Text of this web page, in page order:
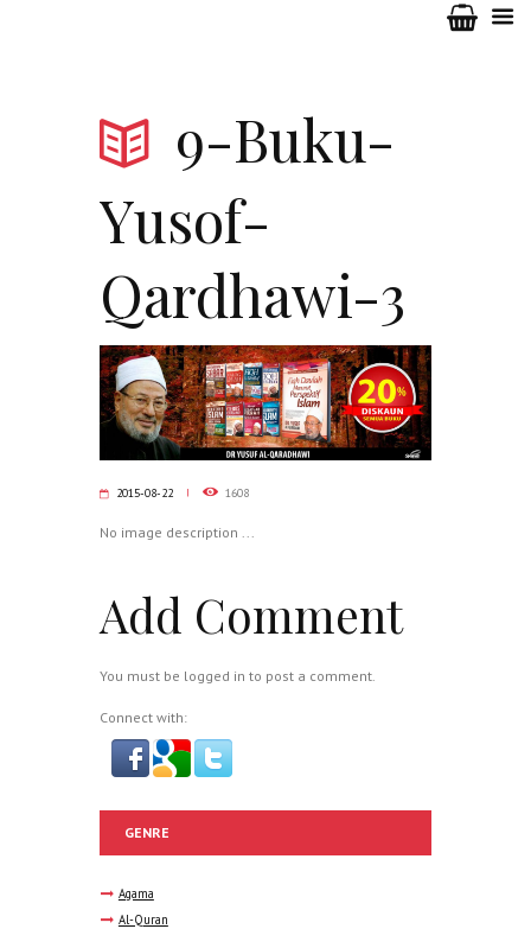
9-Buku-
Yusof-
Qardhawi-3
2015-08-22 1608
No image description ...
Add Comment
You must be logged in to post a comment.
Connect with:
GENRE
Agama
Al-Quran